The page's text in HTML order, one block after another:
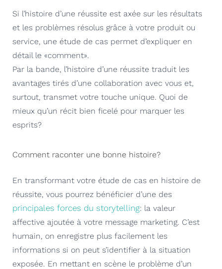
Si l’histoire d’une réussite est axée sur les résultats
et les problèmes résolus grâce à votre produit ou
service, une étude de cas permet d’expliquer en
détail le «comment».
Par la bande, l’histoire d’une réussite traduit les
avantages tirés d’une collaboration avec vous et,
surtout, transmet votre touche unique. Quoi de
mieux qu’un récit bien ficelé pour marquer les
esprits?
Comment raconter une bonne histoire?
En transformant votre étude de cas en histoire de
réussite, vous pourrez bénéficier d’une des
principales forces du storytelling: la valeur
affective ajoutée à votre message marketing. C’est
humain, on enregistre plus facilement les
informations si on peut s’identifier à la situation
exposée. En mettant en scène le problème d’un